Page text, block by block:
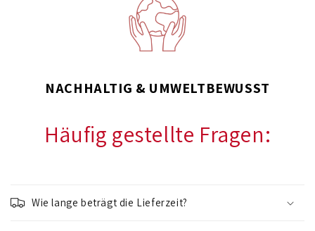
NACHHALTIG & UMWELTBEWUSST
Häufig gestellte Fragen:
i
n
Wie lange beträgt die Lieferzeit?